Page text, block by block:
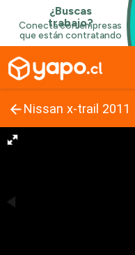
Nissan x-trail 2011